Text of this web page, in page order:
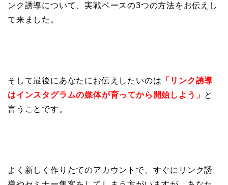
ンク誘導について、実戦ベースの3つの方法をお伝えし
て来ました。
そして最後にあなたにお伝えしたいのは 「リンク誘導
はインスタグラムの媒体が育ってから開始しよう」 と
言うことです。
よく新しく作りたてのアカウントで、すぐにリンク誘